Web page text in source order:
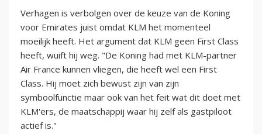
Verhagen is verbolgen over de keuze van de Koning
voor Emirates juist omdat KLM het momenteel
moeilijk heeft. Het argument dat KLM geen First Class
heeft, wuift hij weg. "De Koning had met KLM-partner
Air France kunnen vliegen, die heeft wel een First
Class. Hij moet zich bewust zijn van zijn
symboolfunctie maar ook van het feit wat dit doet met
KLM'ers, de maatschappij waar hij zelf als gastpiloot
actief is."